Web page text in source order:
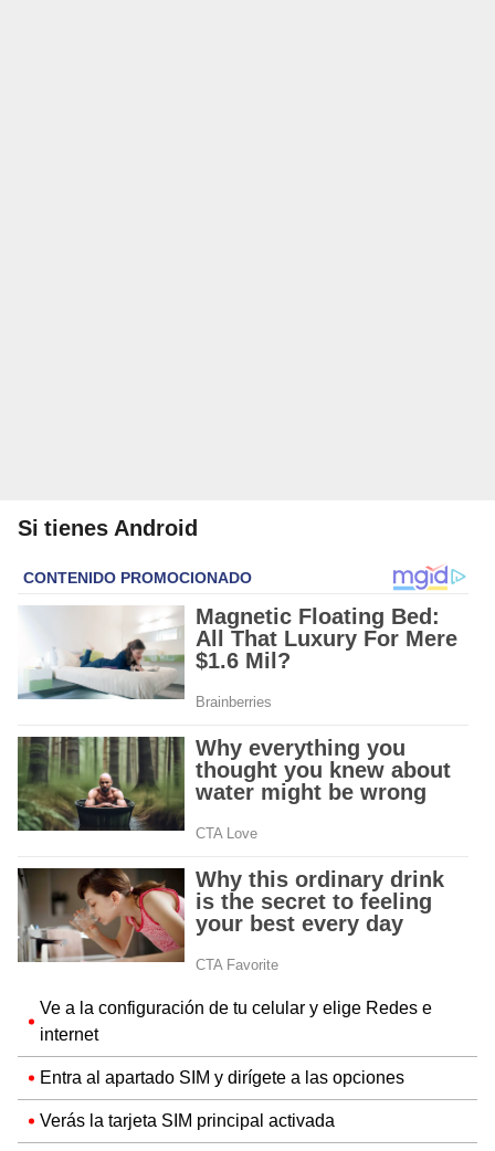
Si tienes Android
Ve a la configuración de tu celular y elige Redes e
internet
Entra al apartado SIM y dirígete a las opciones
Verás la tarjeta SIM principal activada